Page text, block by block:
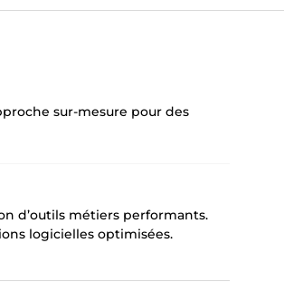
sur-mesure pour des
d’outils métiers performants.
logicielles optimisées.